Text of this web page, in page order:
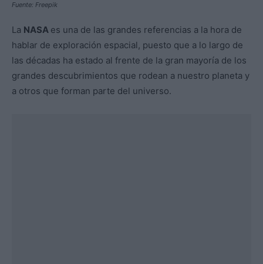
Fuente: Freepik
La NASA es una de las grandes referencias a la hora de
hablar de exploración espacial, puesto que a lo largo de
las décadas ha estado al frente de la gran mayoría de los
grandes descubrimientos que rodean a nuestro planeta y
a otros que forman parte del universo.